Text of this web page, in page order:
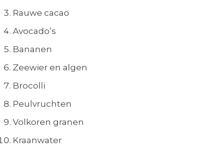
Rauwe cacao
Avocado’s
Bananen
Zeewier en algen
Brocolli
Peulvruchten
Volkoren granen
Kraanwater